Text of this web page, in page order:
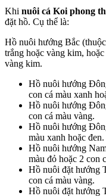
Khi nuôi cá Koi phong
đặt hồ. Cụ thể là:
Hồ nuôi hướng Bắc
trắng hoặc vàng kim,
vàng kim.
Hồ nuôi hướng
con cá màu xanh
Hồ nuôi hướng
con cá màu vàng.
Hồ nuôi hướng
màu xanh hoặc đen.
Hồ nuôi hướng
màu đỏ hoặc 2 con
Hồ nuôi đặt hướng
con cá màu vàng.
Hồ nuôi đặt hướng